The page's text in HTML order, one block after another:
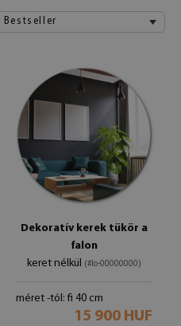
Bestseller
Dekoratív kerek tükör a
falon
keret nélkül (#lo-00000000)
méret -tól: fi 40 cm
15 900 HUF